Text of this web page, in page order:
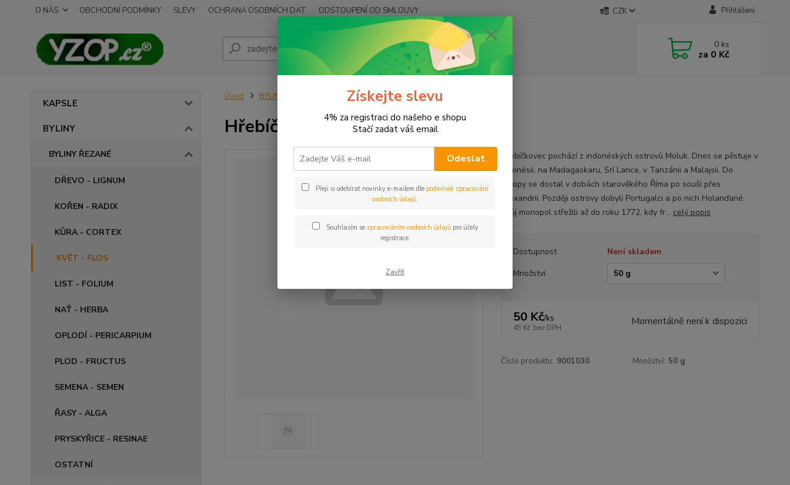
O NÁS OBCHODNÍ PODMÍNKY SLEVY OCHRANA OSOBNÍCH DAT ODSTOUPENÍ OD SMLOUVY CZK Přihlášení
Hledat 0 ks
za 0 Kč
KAPSLE
BYLINY
BYLINY ŘEZANÉ
DŘEVO - LIGNUM
KOŘEN - RADIX
KŮRA - CORTEX
KVĚT - FLOS
LIST - FOLIUM
NAŤ - HERBA
OPLODÍ - PERICARPIUM
PLOD - FRUCTUS
SEMENA - SEMEN
ŘASY - ALGA
PRYSKYŘICE - RESINAE
OSTATNÍ
Úvod BYLINY BYLINY ŘEZANÉ KVĚT - FLOS Hřebíček celý
Hřebíček celý
Hřebíčkovec pochází z indonéských ostrovů Moluk. Dnes se pěstuje v
Indonésii, na Madagaskaru, Srí Lance, v Tanzánii a Malajsii. Do
Evropy se dostal v dobách starověkého Říma po souši přes
Alexandrii. Později ostrovy dobyli Portugalci a po nich Holanďané.
Svůj monopol střežili až do roku 1772, kdy fr... celý popis
Dostupnost
Není skladem
Množství
50 Kč/ks
45 Kč bez DPH Momentálně není k dispozici
Číslo produktu: 9001030 Množství: 50 g
Získejte slevu
4% za registraci do našeho e shopu
Stačí zadat váš email
Odeslat
Přeji si odebírat novinky e-mailem dle podmínek zpracování
osobních údajů.
Souhlasím se zpracováním osobních údajůpro účely
registrace.
Zavřít